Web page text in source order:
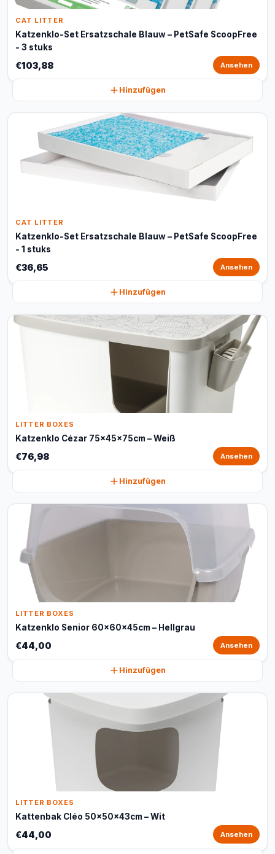
CAT LITTER
Katzenklo-Set Ersatzschale Blauw – PetSafe ScoopFree
- 3 stuks
€103,88 Ansehen
Hinzufügen
CAT LITTER
Katzenklo-Set Ersatzschale Blauw – PetSafe ScoopFree
- 1 stuks
€36,65 Ansehen
Hinzufügen
LITTER BOXES
Katzenklo Cézar 75x45x75cm – Weiß
€76,98 Ansehen
Hinzufügen
LITTER BOXES
Katzenklo Senior 60x60x45cm – Hellgrau
€44,00 Ansehen
Hinzufügen
LITTER BOXES
Kattenbak Cléo 50x50x43cm – Wit
€44,00 Ansehen